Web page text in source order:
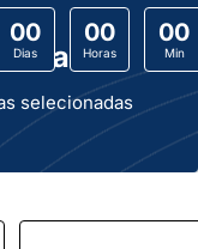
selecionadas
00
Dias
00
Horas
00
Min